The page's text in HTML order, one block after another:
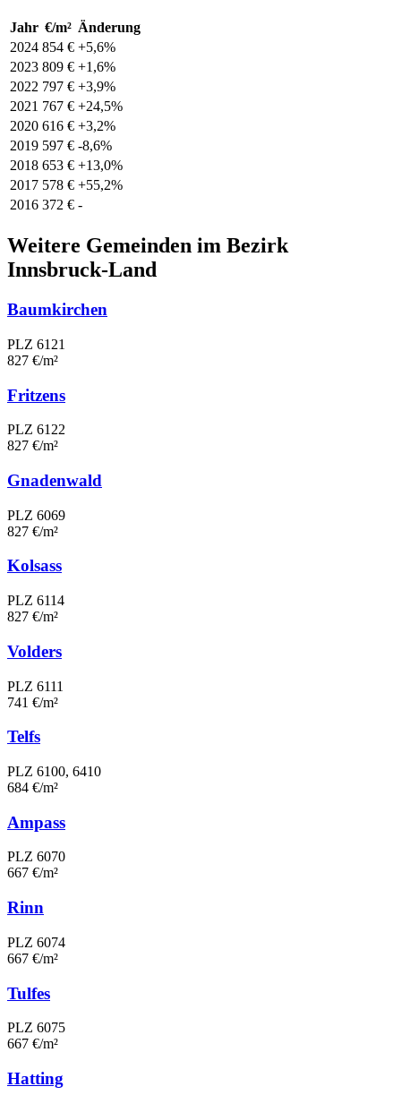
Jahr €/m² Änderung
2024 854 € +5,6%
2023 809 € +1,6%
2022 797 € +3,9%
2021 767 € +24,5%
2020 616 € +3,2%
2019 597 € -8,6%
2018 653 € +13,0%
2017 578 € +55,2%
2016 372 € -
Weitere Gemeinden im Bezirk
Innsbruck-Land
Baumkirchen
PLZ 6121
827 €/m²
Fritzens
PLZ 6122
827 €/m²
Gnadenwald
PLZ 6069
827 €/m²
Kolsass
PLZ 6114
827 €/m²
Volders
PLZ 6111
741 €/m²
Telfs
PLZ 6100, 6410
684 €/m²
Ampass
PLZ 6070
667 €/m²
Rinn
PLZ 6074
667 €/m²
Tulfes
PLZ 6075
667 €/m²
Hatting